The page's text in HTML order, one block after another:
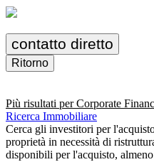
contatto diretto
Ritorno
Più risultati perCorporate
Ricerca Immobiliare
Cerca gli investitori per
proprietà in necessità di
disponibili per l'acquisto,